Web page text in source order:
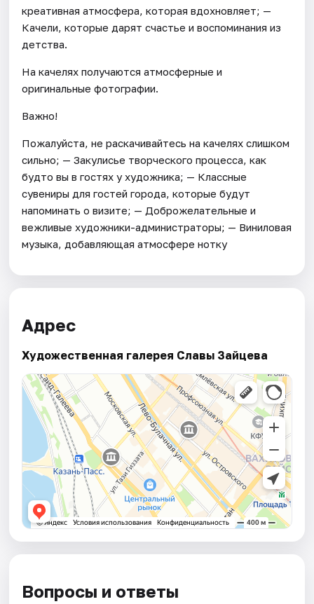
креативная атмосфера, которая вдохновляет; —
Качели, которые дарят счастье и воспоминания из
детства.
На качелях получаются атмосферные и
оригинальные фотографии.
Важно!
Пожалуйста, не раскачивайтесь на качелях слишком
сильно; — Закулисье творческого процесса, как
будто вы в гостях у художника; — Классные
сувениры для гостей города, которые будут
напоминать о визите; — Доброжелательные и
вежливые художники-администраторы; — Виниловая
музыка, добавляющая атмосфере нотку
Адрес
Художественная галерея Славы Зайцева
Вопросы и ответы